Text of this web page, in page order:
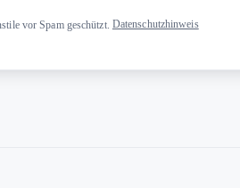
vor Spam geschützt. Datenschutzhinweis